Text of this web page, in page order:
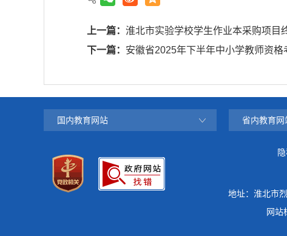
上一篇： 淮北市实验学校学生作业本采购项目
下一篇： 安徽省2025年下半年中小学教师资格
国内教育网站 省内教育网
地址：淮北市
网站